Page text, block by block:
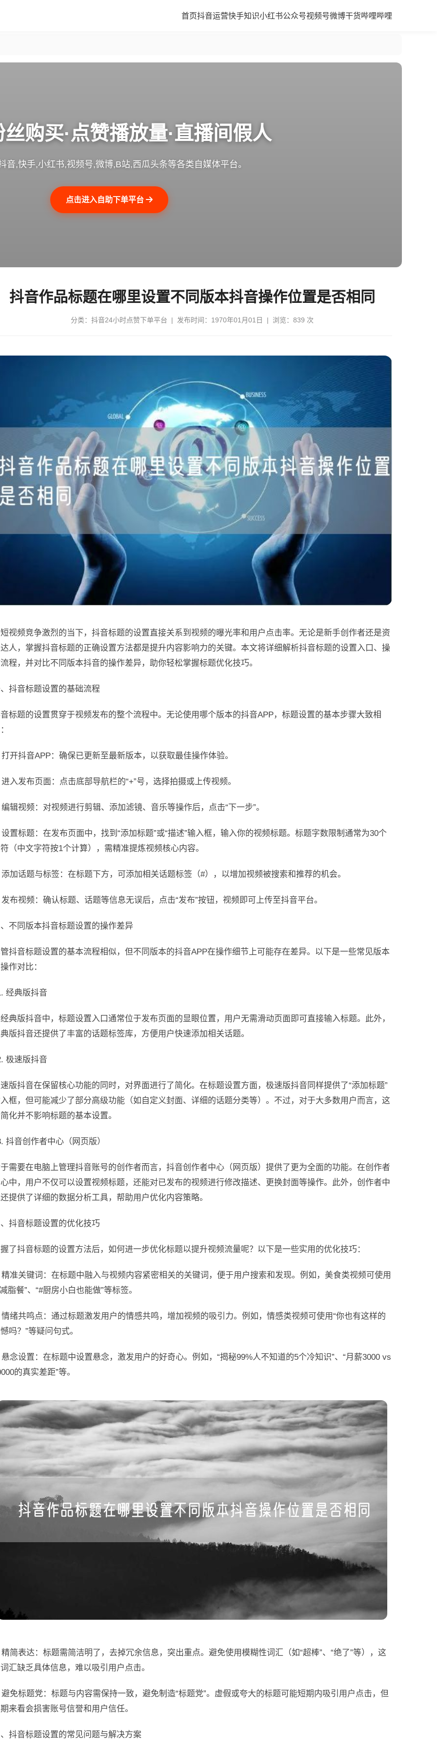
首页抖音运营快手知识小红书公众号视频号微博干货哔哩哔哩
购买·点赞播放量·直播间假人
音,快手,小红书,视频号,微博,B站,西瓜头条等各类自媒体平台。
点击进入自助下单平台
抖音作品标题在哪里设置不同版本抖音操作位置是否相同
分类： 抖音24小时点赞下单平台 | 发布时间：1970年01月01日 | 浏览：839 次
视频竞争激烈的当下，抖音标题的设置直接关系到视频的曝光率和用户点击率。无论是新手创作者还是资
人，掌握抖音标题的正确设置方法都是提升内容影响力的关键。本文将详细解析抖音标题的设置入口、操
程，并对比不同版本抖音的操作差异，助你轻松掌握标题优化技巧。
抖音标题设置的基础流程
标题的设置贯穿于视频发布的整个流程中。无论使用哪个版本的抖音APP，标题设置的基本步骤大致相
开抖音APP：确保已更新至最新版本，以获取最佳操作体验。
入发布页面：点击底部导航栏的“+”号，选择拍摄或上传视频。
辑视频：对视频进行剪辑、添加滤镜、音乐等操作后，点击“下一步”。
置标题：在发布页面中，找到“添加标题”或“描述”输入框，输入你的视频标题。标题字数限制通常为30个
（中文字符按1个计算），需精准提炼视频核心内容。
加话题与标签：在标题下方，可添加相关话题标签（#），以增加视频被搜索和推荐的机会。
布视频：确认标题、话题等信息无误后，点击“发布”按钮，视频即可上传至抖音平台。
不同版本抖音标题设置的操作差异
抖音标题设置的基本流程相似，但不同版本的抖音APP在操作细节上可能存在差异。以下是一些常见版本
作对比：
经典版抖音
典版抖音中，标题设置入口通常位于发布页面的显眼位置，用户无需滑动页面即可直接输入标题。此外，
版抖音还提供了丰富的话题标签库，方便用户快速添加相关话题。
极速版抖音
版抖音在保留核心功能的同时，对界面进行了简化。在标题设置方面，极速版抖音同样提供了“添加标题”
框，但可能减少了部分高级功能（如自定义封面、详细的话题分类等）。不过，对于大多数用户而言，这
化并不影响标题的基本设置。
抖音创作者中心（网页版）
需要在电脑上管理抖音账号的创作者而言，抖音创作者中心（网页版）提供了更为全面的功能。在创作者
中，用户不仅可以设置视频标题，还能对已发布的视频进行修改描述、更换封面等操作。此外，创作者中
提供了详细的数据分析工具，帮助用户优化内容策略。
抖音标题设置的优化技巧
了抖音标题的设置方法后，如何进一步优化标题以提升视频流量呢？以下是一些实用的优化技巧：
准关键词：在标题中融入与视频内容紧密相关的关键词，便于用户搜索和发现。例如，美食类视频可使用
脂餐”、“#厨房小白也能做”等标签。
绪共鸣点：通过标题激发用户的情感共鸣，增加视频的吸引力。例如，情感类视频可使用“你也有这样的
吗？”等疑问句式。
念设置：在标题中设置悬念，激发用户的好奇心。例如，“揭秘99%人不知道的5个冷知识”、“月薪3000 vs
的真实差距”等。
简表达：标题需简洁明了，去掉冗余信息，突出重点。避免使用模糊性词汇（如“超棒”、“绝了”等），这
汇缺乏具体信息，难以吸引用户点击。
免标题党：标题与内容需保持一致，避免制造“标题党”。虚假或夸大的标题可能短期内吸引用户点击，但
来看会损害账号信誉和用户信任。
抖音标题设置的常见问题与解决方案